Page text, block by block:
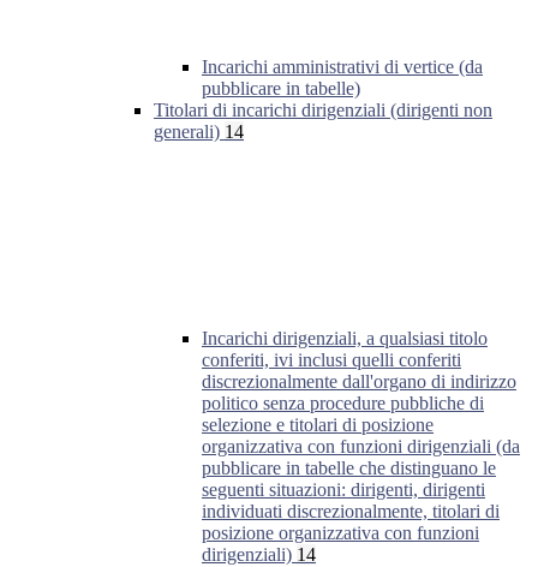
Incarichi amministrativi di vertice (da
pubblicare in tabelle)
Titolari di incarichi dirigenziali (dirigenti non
generali) 14
Incarichi dirigenziali, a qualsiasi titolo
conferiti, ivi inclusi quelli conferiti
discrezionalmente dall'organo di indirizzo
politico senza procedure pubbliche di
selezione e titolari di posizione
organizzativa con funzioni dirigenziali (da
pubblicare in tabelle che distinguano le
seguenti situazioni: dirigenti, dirigenti
individuati discrezionalmente, titolari di
posizione organizzativa con funzioni
dirigenziali) 14